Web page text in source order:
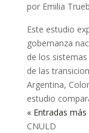
por Emilia
Este estudio
gobernanza
de los
de las
Argentina,
estudio
« Entradas
CNULD